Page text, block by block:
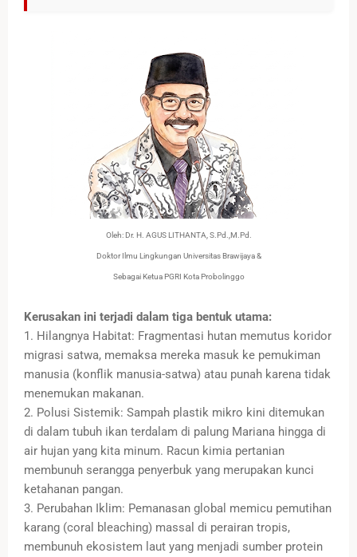
Oleh: Dr. H. AGUS LITHANTA, S.Pd.,M.Pd.
Doktor Ilmu Lingkungan Universitas Brawijaya &
Sebagai Ketua PGRI Kota Probolinggo
Kerusakan ini terjadi dalam tiga bentuk utama:
1. Hilangnya Habitat: Fragmentasi hutan memutus koridor
migrasi satwa, memaksa mereka masuk ke pemukiman
manusia (konflik manusia-satwa) atau punah karena tidak
menemukan makanan.
2. Polusi Sistemik: Sampah plastik mikro kini ditemukan
di dalam tubuh ikan terdalam di palung Mariana hingga di
air hujan yang kita minum. Racun kimia pertanian
membunuh serangga penyerbuk yang merupakan kunci
ketahanan pangan.
3. Perubahan Iklim: Pemanasan global memicu pemutihan
karang (coral bleaching) massal di perairan tropis,
membunuh ekosistem laut yang menjadi sumber protein